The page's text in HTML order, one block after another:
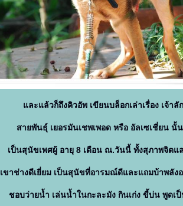
ละแล้วก็ถึงคิวอัพ เขียนบล็อกเล่าเรื่อง เจ้าลั
สายพันธุ์ เยอรมันเชพเพอด หรือ อัลเซเชี่ยน นั้น
เป็นสุนัขเพศผู้ อายุ 8 เดือน ณ.วันนี้ ทั้งสุภาพจิต
เขาช่างดีเยี่ยม เป็นสุนัขที่อารมณ์ดีและแถมบ้าพลัง
ชอบว่ายน้ำ เล่นน้ำในกะละมัง กินเก่ง ขี้บ่น พูด